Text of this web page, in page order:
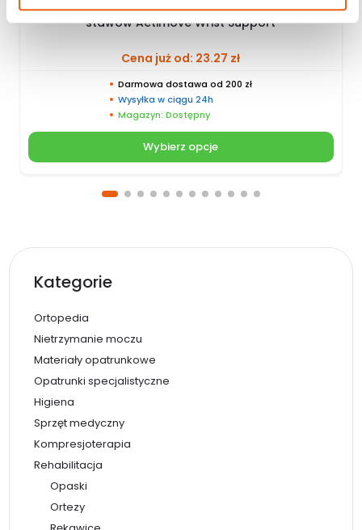
Opaska na nadgarstek dla osób z zapaleniem
stawów Actimove Wrist Support
Cena już od: 23.27 zł
Darmowa dostawa od 200 zł
Wysyłka w ciągu 24h
Magazyn: Dostępny
Wybierz opcje
Kategorie
Ortopedia
Nietrzymanie moczu
Materiały opatrunkowe
Opatrunki specjalistyczne
Higiena
Sprzęt medyczny
Kompresjoterapia
Rehabilitacja
Opaski
Ortezy